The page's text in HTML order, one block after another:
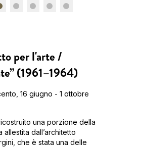
per l'arte /
(1961–1964)
16 giugno - 1 ottobre
una porzione della
allestita dall’architetto
che è stata una delle